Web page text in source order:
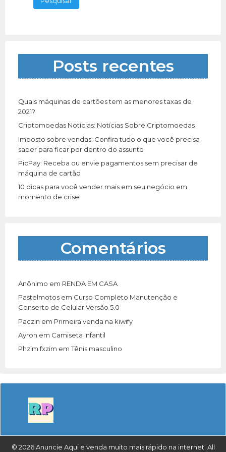
q
a
r
:
Posts recentes
Quais máquinas de cartões tem as menores taxas de
2021?
Criptomoedas Notícias: Notícias Sobre Criptomoedas
Imposto sobre vendas: Confira tudo o que você precisa
saber para ficar por dentro do assunto
PicPay: Receba ou envie pagamentos sem precisar de
máquina de cartão
10 dicas para você vender mais em seu negócio em
momento de crise
Comentários
Anônimo em RENDA EM CASA
Pastelmotos em Curso Completo Manutenção e
Conserto de Celular Versão 5.0
Paczin em Primeira venda na kiwify
Ayron em Camiseta Infantil
Phzim fxzim emTênis masculino
© 2026 Anuncie Aqui e venda muito mais rápido na internet. All